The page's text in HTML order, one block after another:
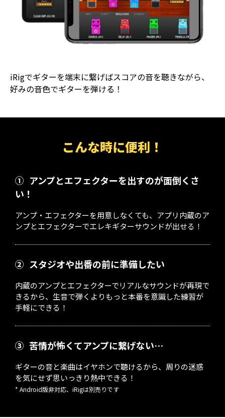
iRigでギターを端末に繋げばスコアの音を聴きながら、
好みの音色でギターを弾ける！
こんな時に便利！
① アンプとエフェクターを出すのが面倒くさ
い！
アンプ・エフェクターを用意しなくても、アプリ内蔵のア
ンプとエフェクターでエレキギターサウンドが出せる！
② スタジオや出番の前に準備したい
内蔵のアンプとエフェクターでリアルなサウンドが再現で
きるから、生音で弾くよりもっと本番を意識した練習が
手軽にできる！
③ 苦情が怖くてアンプに繋げない…
ギターの音と楽曲はイヤホンで聴けるから、周りの迷惑
を気にせず思いっきり熱中できる！
* Android版非対応、iRigは別売りです